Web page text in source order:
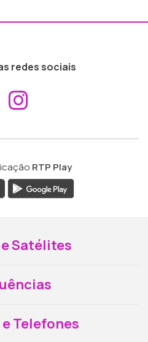
redes sociais
Aceder ao
RTP Play
Satélites
Telefones